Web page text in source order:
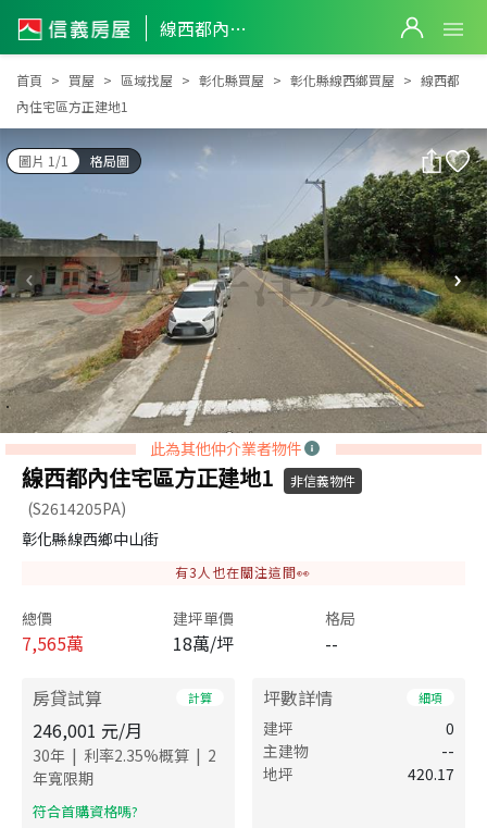
線西都內住宅區方正建地1
線西都內住宅區方正建地1
首頁 買屋 區域找屋 彰化縣買屋 彰化縣線西鄉買屋
線西都
內住宅區方正建地1
圖片 1/1 格局圖
此為其他仲介業者物件
線西都內住宅區方正建地1 非信義物件
(S2614205PA)
彰化縣線西鄉中山街
有3 人也在關注這間👀
總價
7,565萬
建坪單價
18萬/坪
格局
--
房貸試算 計算
246,001 元/月
30年 | 利率2.35%概算 | 2
年寬限期
​符合首購資格嗎?
坪數詳情 細項
建坪
0
主建物
--
地坪
420.17